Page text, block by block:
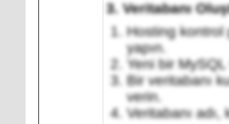
3. Veritabanı
Hosting
yapın.
Yeni bir
Bir veritabanı
verin.
Veritabanı adı,